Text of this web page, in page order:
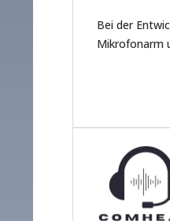
Bei der
Mikrofonarm